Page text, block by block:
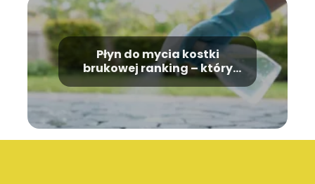
Płyn do mycia kostki
brukowej ranking – który
wybrać?